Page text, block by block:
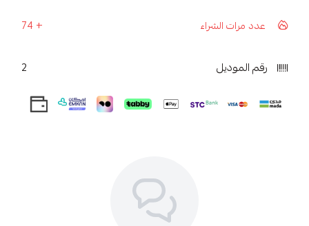
عدد مرات الشراء 74
رقم الموديل 2